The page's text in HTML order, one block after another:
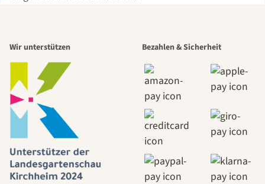
schönsten
Wege zu uns
selbst führt
durch den
Wir unterstützen Bezahlen & Sicherheit